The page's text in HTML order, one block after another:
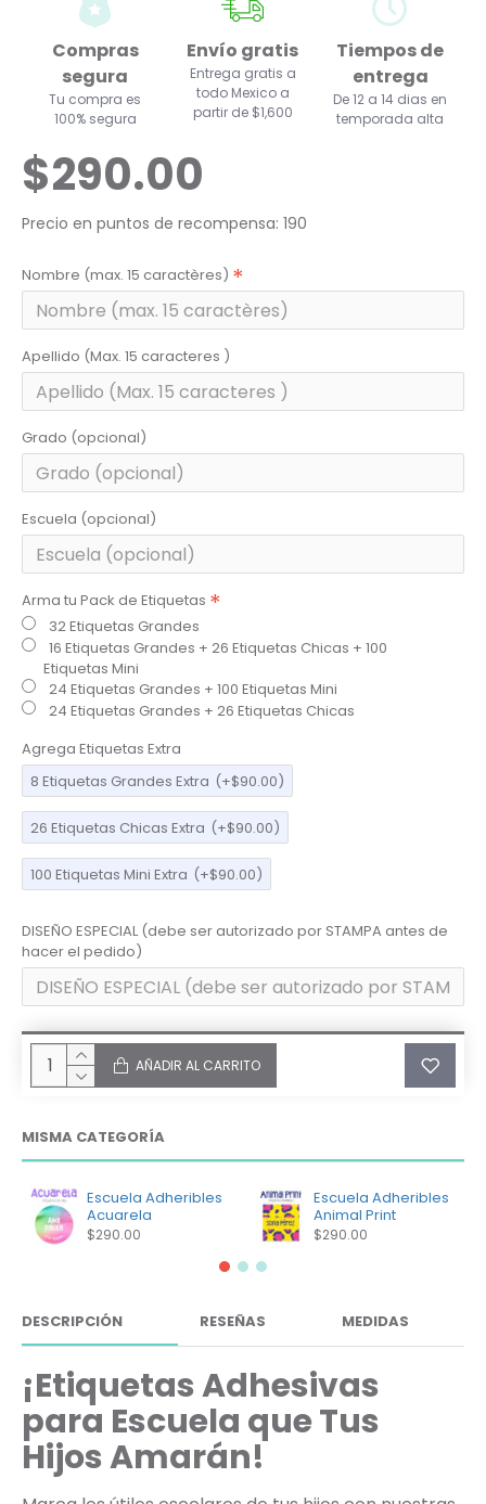
Compras
segura
Tu compra es
100% segura
Envío gratis
Entrega gratis a
todo Mexico a
partir de $1,600
Tiempos de
entrega
De 12 a 14 dias en
temporada alta
$290.00
Precio en puntos de recompensa: 190
Nombre (max. 15 caractères)
Apellido (Max. 15 caracteres )
Grado (opcional)
Escuela (opcional)
Arma tu Pack de Etiquetas
32 Etiquetas Grandes
16 Etiquetas Grandes + 26 Etiquetas Chicas + 100
Etiquetas Mini
24 Etiquetas Grandes + 100 Etiquetas Mini
24 Etiquetas Grandes + 26 Etiquetas Chicas
Agrega Etiquetas Extra
8 Etiquetas Grandes Extra (+$90.00)
26 Etiquetas Chicas Extra (+$90.00)
100 Etiquetas Mini Extra (+$90.00)
DISEÑO ESPECIAL (debe ser autorizado por STAMPA antes de
hacer el pedido)
AÑADIR AL CARRITO
MISMA CATEGORÍA
Escuela Adheribles
Acuarela
$290.00
Escuela Adheribles
Animal Print
$290.00
DESCRIPCIÓN RESEÑAS MEDIDAS
¡Etiquetas Adhesivas
para Escuela que Tus
Hijos Amarán!